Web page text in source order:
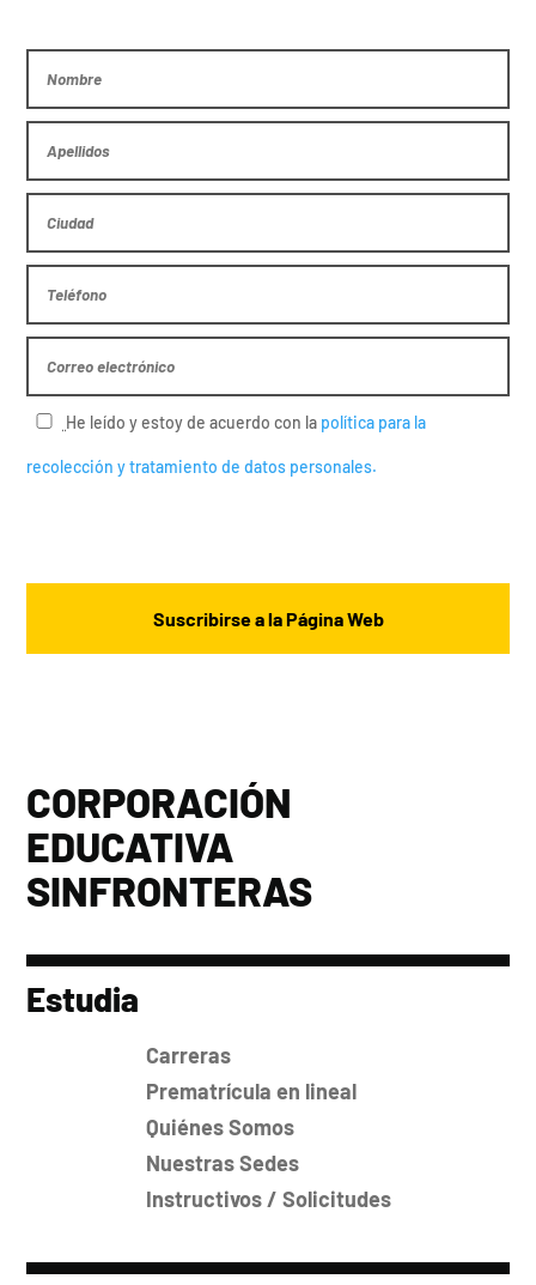
He leído y estoy de acuerdo con la política para la
recolección y tratamiento de datos personales.
CORPORACIÓN
EDUCATIVA
SINFRONTERAS
Estudia
Carreras
Prematrícula en lineal
Quiénes Somos
Nuestras Sedes
Instructivos / Solicitudes